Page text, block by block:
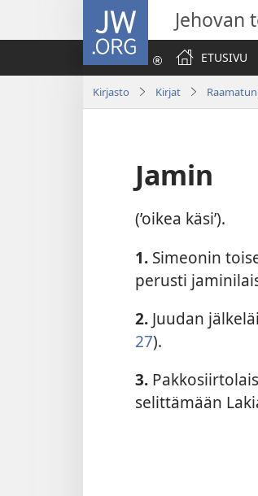
JW.ORG Jehovan
ETUSIVU
Kirjasto Kirjat
Jamin
(’oikea käsi’).
1. Simeonin
perusti
2. Juudan
27).
3.
selittämään